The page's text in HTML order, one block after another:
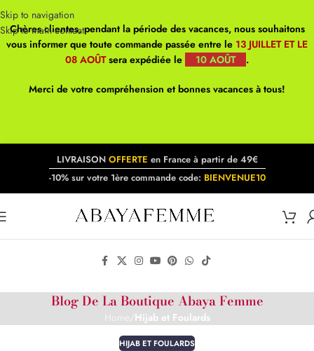
Skip to navigation
Skip to main content
Chères clientes, pendant la période des vacances, nous souhaitons
vous informer que toute commande passée entre le 13 JUILLET ET LE
08 AOÛTsera expédiée le 10 AOÛT .
Merci de votre compréhension et bonnes vacances à tous!
LIVRAISON OFFERTE en France à partir de 49€
-10% sur votre 1ère commande code: BIENVENUE10
Blog De La Boutique Abaya Femme
Hijab et Foulards
HIJAB ET FOULARDS